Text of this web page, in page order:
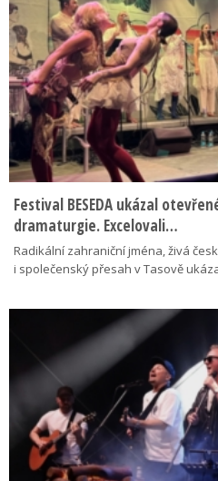
Festival BESEDA ukázal
dramaturgie. Excelovali…
Radikální zahraniční jména, živá
i společenský přesah v Tasově